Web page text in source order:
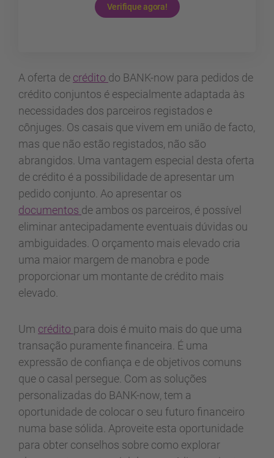
Verifique agora!
A oferta de crédito do BANK-now para pedidos de
crédito conjuntos é especialmente adaptada às
necessidades dos parceiros registados e
cônjuges. Os casais que vivem em união de facto,
mas que não estão registados, não são
abrangidos. Uma vantagem especial desta oferta
de crédito é a possibilidade de apresentar um
pedido conjunto. Ao apresentar os
documentos de ambos os parceiros, é possível
eliminar antecipadamente eventuais dúvidas ou
ambiguidades. O orçamento mais elevado cria
uma maior margem de manobra e pode
proporcionar um montante de crédito mais
elevado.
Um crédito para dois é muito mais do que uma
transação puramente financeira. É uma
expressão de confiança e de objetivos comuns
que o casal persegue. Com as soluções
personalizadas do BANK-now, tem a
oportunidade de colocar o seu futuro financeiro
numa base sólida. Aproveite esta oportunidade
para obter conselhos sobre como explorar